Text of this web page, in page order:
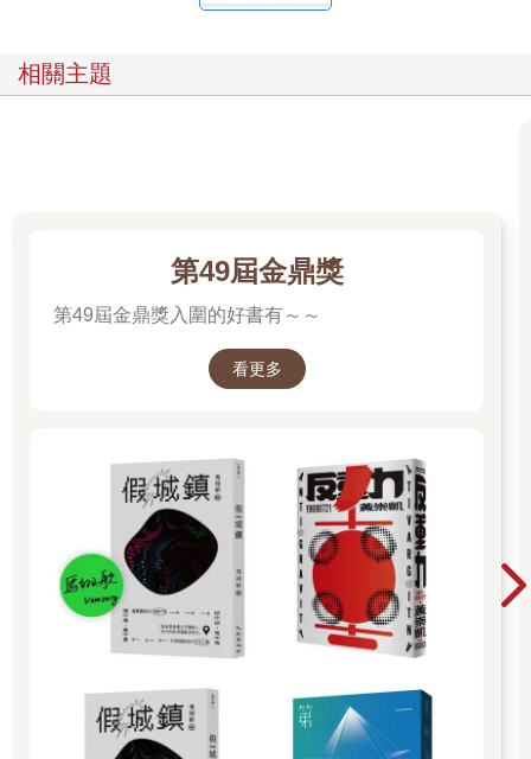
相關主題
第49屆金鼎獎
第49屆金鼎獎入圍的好書有～～
看更多